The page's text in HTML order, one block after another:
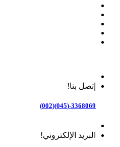
إتصل بنا!
3368069-(045)(002)
البريد الإلكتروني!